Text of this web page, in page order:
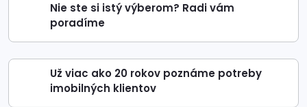
Nie ste si istý výberom? Radi vám
poradíme
Už viac ako 20 rokov poznáme potreby
imobilných klientov